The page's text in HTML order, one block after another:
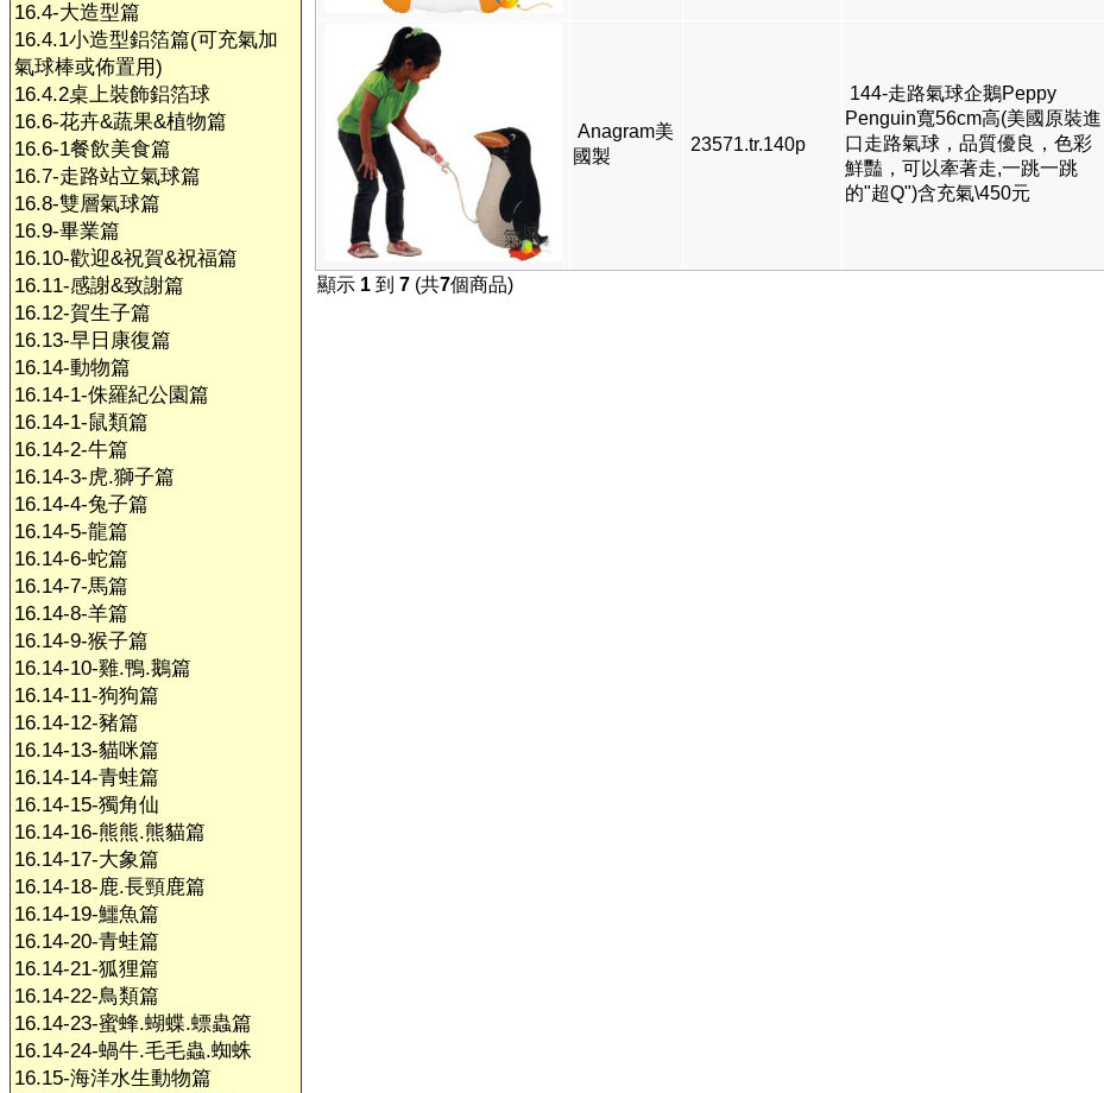
16.4-大造型篇
16.4.1小造型鋁箔篇(可充氣加
氣球棒或佈置用)
16.4.2桌上裝飾鋁箔球
16.6-花卉&蔬果&植物篇
16.6-1餐飲美食篇
16.7-走路站立氣球篇
16.8-雙層氣球篇
16.9-畢業篇
16.10-歡迎&祝賀&祝福篇
16.11-感謝&致謝篇
16.12-賀生子篇
16.13-早日康復篇
16.14-動物篇
16.14-1-侏羅紀公園篇
16.14-1-鼠類篇
16.14-2-牛篇
16.14-3-虎.獅子篇
16.14-4-兔子篇
16.14-5-龍篇
16.14-6-蛇篇
16.14-7-馬篇
16.14-8-羊篇
16.14-9-猴子篇
16.14-10-雞.鴨.鵝篇
16.14-11-狗狗篇
16.14-12-豬篇
16.14-13-貓咪篇
16.14-14-青蛙篇
16.14-15-獨角仙
16.14-16-熊熊.熊貓篇
16.14-17-大象篇
16.14-18-鹿.長頸鹿篇
16.14-19-鱷魚篇
16.14-20-青蛙篇
16.14-21-狐狸篇
16.14-22-鳥類篇
16.14-23-蜜蜂.蝴蝶.螵蟲篇
16.14-24-蝸牛.毛毛蟲.蜘蛛
16.15-海洋水生動物篇
Anagram美
國製
23571.tr.140p
144-走路氣球企鵝Peppy
Penguin寬56cm高(美國原裝進
口走路氣球，品質優良，色彩
鮮豔，可以牽著走,一跳一跳
的"超Q")含充氣\450元
顯示 1 到 7 (共7個商品)